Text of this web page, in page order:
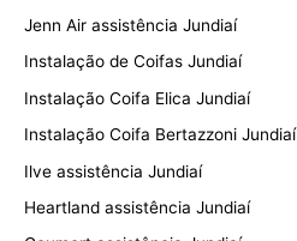
Jenn Air assistência Jundiaí
Instalação de Coifas Jundiaí
Instalação Coifa Elica Jundiaí
Instalação Coifa Bertazzoni Jundiaí
Ilve assistência Jundiaí
Heartland assistência Jundiaí